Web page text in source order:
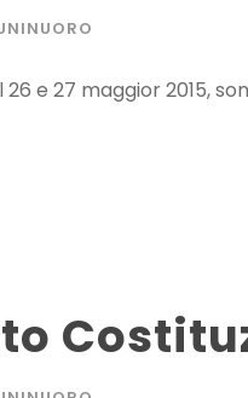
e 27 maggior 2015,